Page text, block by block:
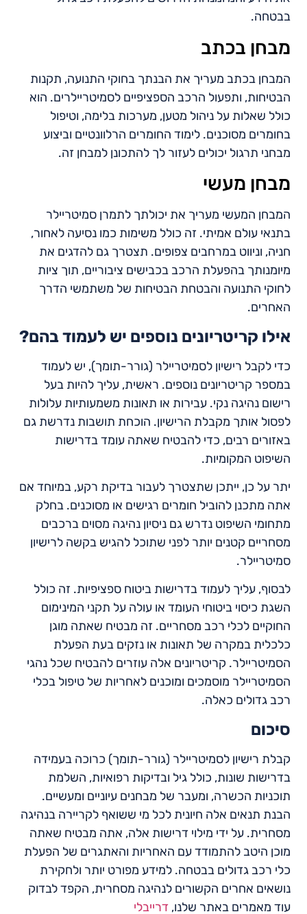
בבטחה.
מבחן בכתב
המבחן בכתב מעריך את הבנתך בחוקי התנועה, תקנות
הבטיחות, ותפעול הרכב הספציפיים לסמיטריילרים. הוא
כולל שאלות על ניהול מטען, מערכות בלימה, וטיפול
בחומרים מסוכנים. לימוד החומרים הרלוונטיים וביצוע
מבחני תרגול יכולים לעזור לך להתכונן למבחן זה.
מבחן מעשי
המבחן המעשי מעריך את יכולתך לתמרן סמיטריילר
בתנאי עולם אמיתי. זה כולל משימות כמו נסיעה לאחור,
חניה, וניווט במרחבים צפופים. תצטרך גם להדגים את
מיומנותך בהפעלת הרכב בכבישים ציבוריים, תוך ציות
לחוקי התנועה והבטחת הבטיחות של משתמשי הדרך
האחרים.
אילו קריטריונים נוספים יש לעמוד בהם?
כדי לקבל רישיון לסמיטריילר (גורר-תומך), יש לעמוד
במספר קריטריונים נוספים. ראשית, עליך להיות בעל
רישום נהיגה נקי. עבירות או תאונות משמעותיות עלולות
לפסול אותך מקבלת הרישיון. הוכחת תושבות נדרשת גם
באזורים רבים, כדי להבטיח שאתה עומד בדרישות
השיפוט המקומיות.
יתר על כן, ייתכן שתצטרך לעבור בדיקת רקע, במיוחד אם
אתה מתכנן להוביל חומרים רגישים או מסוכנים. בחלק
מתחומי השיפוט נדרש גם ניסיון נהיגה מסוים ברכבים
מסחריים קטנים יותר לפני שתוכל להגיש בקשה לרישיון
סמיטריילר.
לבסוף, עליך לעמוד בדרישות ביטוח ספציפיות. זה כולל
השגת כיסוי ביטוחי העומד או עולה על תקני המינימום
החוקיים לכלי רכב מסחריים. זה מבטיח שאתה מוגן
כלכלית במקרה של תאונות או נזקים בעת הפעלת
הסמיטריילר. קריטריונים אלה עוזרים להבטיח שכל נהגי
הסמיטריילר מוסמכים ומוכנים לאחריות של טיפול בכלי
רכב גדולים כאלה.
סיכום
קבלת רישיון לסמיטריילר (גורר-תומך) כרוכה בעמידה
בדרישות שונות, כולל גיל ובדיקות רפואיות, השלמת
תוכניות הכשרה, ומעבר של מבחנים עיוניים ומעשיים.
הבנת תנאים אלה חיונית לכל מי ששואף לקריירה בנהיגה
מסחרית. על ידי מילוי דרישות אלה, אתה מבטיח שאתה
מוכן היטב להתמודד עם האחריות והאתגרים של הפעלת
כלי רכב גדולים בבטחה. למידע מפורט יותר ולחקירת
נושאים אחרים הקשורים לנהיגה מסחרית, הקפד לבדוק
עוד מאמרים באתר שלנו, דרייבלי